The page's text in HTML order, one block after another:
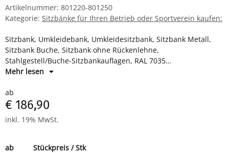
Artikelnummer: 801220-801250
Kategorie: Sitzbänke für Ihren Betrieb oder Sportverein kaufen:
Sitzbank, Umkleidebank, Umkleidesitzbank, Sitzbank Metall,
Sitzbank Buche, Sitzbank ohne Rückenlehne,
Stahlgestell/Buche-Sitzbankauflagen, RAL 7035
Lichtgrau/Buche, 400 x 1000 x 400 mm (HxBxT)
Mehr lesen
ab
€ 186,90
inkl. 19% MwSt.
ab
Stückpreis / Stk